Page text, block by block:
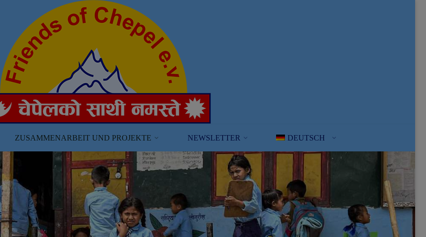
ZUSAMMENARBEIT UND PROJEKTE NEWSLETTER DEUTSCH